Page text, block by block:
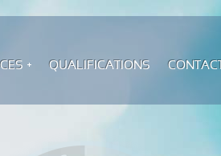
QUALIFICATIONS CONTACT